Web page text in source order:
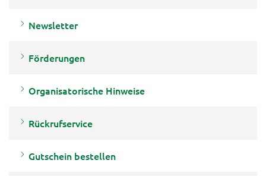
Newsletter
Förderungen
Organisatorische Hinweise
Rückrufservice
Gutschein bestellen